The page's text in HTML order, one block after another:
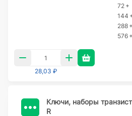
72 +
144
288 +
576 +
28,03 ₽
Ключи, наборы
R